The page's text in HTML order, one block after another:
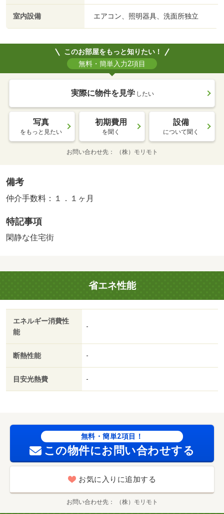
室内設備 エアコン、照明器具、洗面所独立
このお部屋をもっと知りたい！
無料・簡単入力2項目
実際に物件を見学 したい
写真
をもっと見たい
初期費用
を聞く
設備
について聞く
お問い合わせ先 （株）モリモト
備考
仲介手数料：１．１ヶ月
特記事項
閑静な住宅街
省エネ性能
エネルギー消費性
能
-
断熱性能 -
目安光熱費 -
無料・簡単2項目！
この物件にお問い合わせする
お気に入りに追加する
お問い合わせ先 （株）モリモト